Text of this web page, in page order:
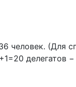
человек. (Для